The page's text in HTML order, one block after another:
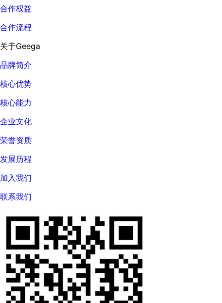
合作权益
合作流程
关于Geega
品牌简介
核心优势
核心能力
企业文化
荣誉资质
发展历程
加入我们
联系我们